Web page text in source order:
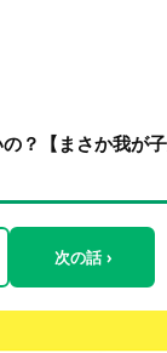
？【まさか我が
次の話 ›